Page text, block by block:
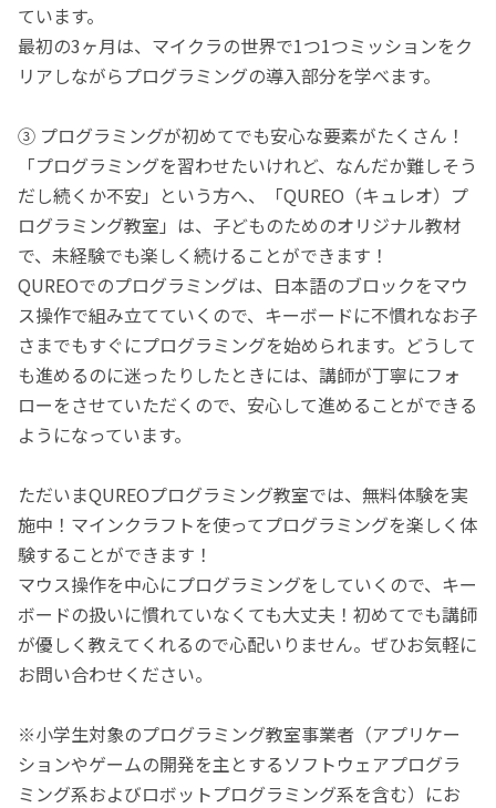
ています。
最初の3ヶ月は、マイクラの世界で1つ1つミッションをク
リアしながらプログラミングの導入部分を学べます。
③ プログラミングが初めてでも安心な要素がたくさん！
「プログラミングを習わせたいけれど、なんだか難しそう
だし続くか不安」という方へ、「QUREO（キュレオ）プ
ログラミング教室」は、子どものためのオリジナル教材
で、未経験でも楽しく続けることができます！
QUREOでのプログラミングは、日本語のブロックをマウ
ス操作で組み立てていくので、キーボードに不慣れなお子
さまでもすぐにプログラミングを始められます。どうして
も進めるのに迷ったりしたときには、講師が丁寧にフォ
ローをさせていただくので、安心して進めることができる
ようになっています。
ただいまQUREOプログラミング教室では、無料体験を実
施中！マインクラフトを使ってプログラミングを楽しく体
験することができます！
マウス操作を中心にプログラミングをしていくので、キー
ボードの扱いに慣れていなくても大丈夫！初めてでも講師
が優しく教えてくれるので心配いりません。ぜひお気軽に
お問い合わせください。
※小学生対象のプログラミング教室事業者（アプリケー
ションやゲームの開発を主とするソフトウェアプログラ
ミング系およびロボットプログラミング系を含む）にお